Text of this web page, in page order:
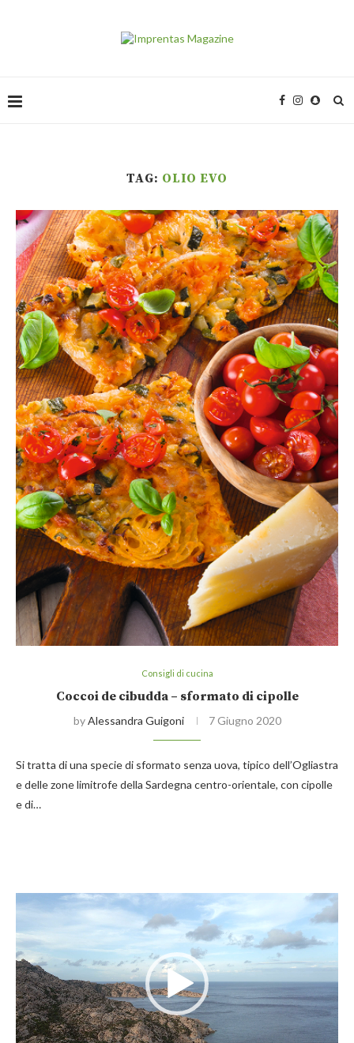
TAG: OLIO EVO
Consigli di cucina
Coccoi de cibudda – sformato di cipolle
byAlessandra Guigoni 7 Giugno 2020
Si tratta di una specie di sformato senza uova, tipico dell’Ogliastra
e delle zone limitrofe della Sardegna centro-orientale, con cipolle
e di…
Player